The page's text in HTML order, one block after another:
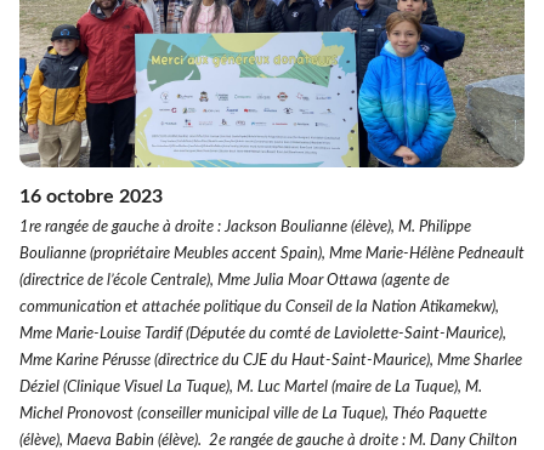
16 octobre 2023
1re rangée de gauche à droite : Jackson Boulianne (élève), M. Philippe
Boulianne (propriétaire Meubles accent Spain), Mme Marie-Hélène Pedneault
(directrice de l’école Centrale), Mme Julia Moar Ottawa (agente de
communication et attachée politique du Conseil de la Nation Atikamekw),
Mme Marie-Louise Tardif (Députée du comté de Laviolette-Saint-Maurice),
Mme Karine Pérusse (directrice du CJE du Haut-Saint-Maurice), Mme Sharlee
Déziel (Clinique Visuel La Tuque), M. Luc Martel (maire de La Tuque), M.
Michel Pronovost (conseiller municipal ville de La Tuque), Théo Paquette
(élève), Maeva Babin (élève). 2e rangée de gauche à droite : M. Dany Chilton